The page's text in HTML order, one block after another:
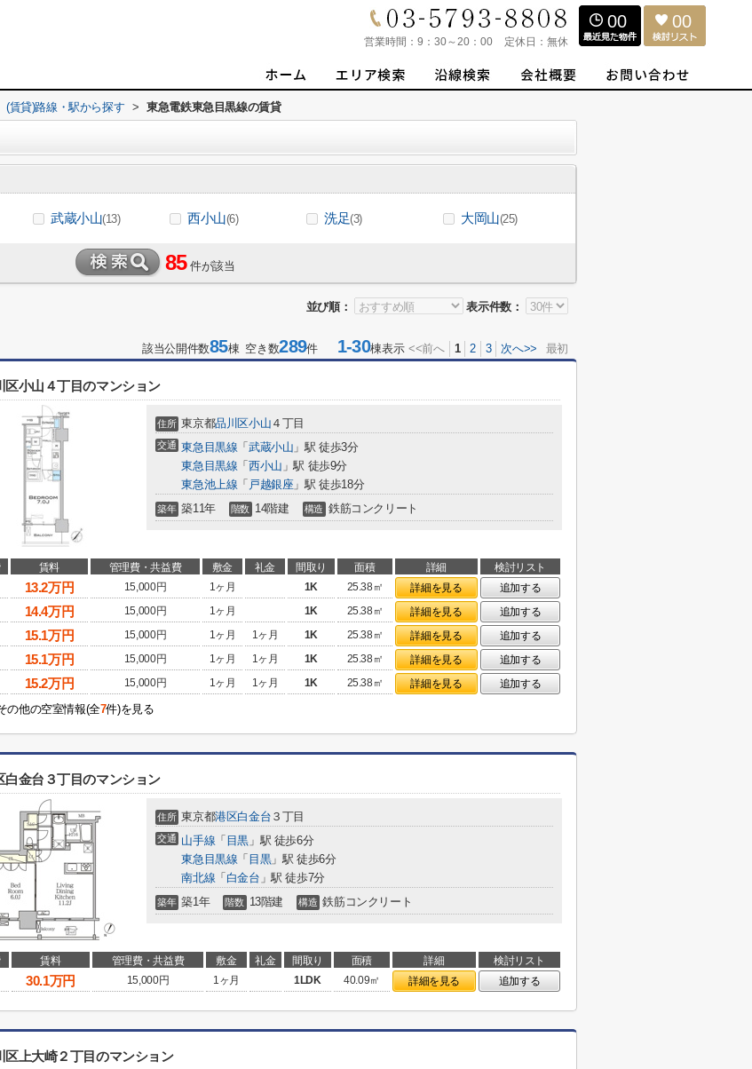
営業時間： 9：30～20：00 定休日： 無休
00 00
(賃貸)路線・駅から探す > 東急電鉄東急目黒線の賃貸
武蔵小山(13) 西小山(6) 洗足(3) 大岡山(25)
85 件が該当
並び順： 表示件数：
該当公開件数85棟 空き数289件 1-30棟表示 <<前へ 1 2 3 次へ>> 最初
区小山４丁目のマンション
住所 東京都品川区小山 ４丁目
交通 東急目黒線 「 武蔵小山 」駅 徒歩3分
東急目黒線 「 西小山 」駅 徒歩9分
東急池上線 「 戸越銀座」駅 徒歩18分
築年 築11年 階数 14階建 構造 鉄筋コンクリート
賃料 管理費・共益費 敷金 礼金 間取り 面積 詳細
検討リスト
13.2万円 15,000円 1ヶ月 1K 25.38㎡ 詳細を見る
追加する
14.4万円 15,000円 1ヶ月 1K 25.38㎡ 詳細を見る
追加する
15.1万円 15,000円 1ヶ月 1ヶ月 1K 25.38㎡ 詳細を見る
追加する
15.1万円 15,000円 1ヶ月 1ヶ月 1K 25.38㎡ 詳細を見る
追加する
15.2万円 15,000円 1ヶ月 1ヶ月 1K 25.38㎡ 詳細を見る 追加する
の他の空室情報(全7件)を見る
白金台３丁目のマンション
住所 東京都港区白金台 ３丁目
交通 山手線 「 目黒 」駅 徒歩6分
東急目黒線 「 目黒」駅 徒歩6分
南北線 「 白金台 」駅 徒歩7分
築年 築1年 階数 13階建 構造 鉄筋コンクリート
賃料 管理費・共益費 敷金 礼金 間取り 面積 詳細
検討リスト
30.1万円 15,000円 1ヶ月 1LDK 40.09㎡ 詳細を見る 追加する
区上大崎２丁目のマンション